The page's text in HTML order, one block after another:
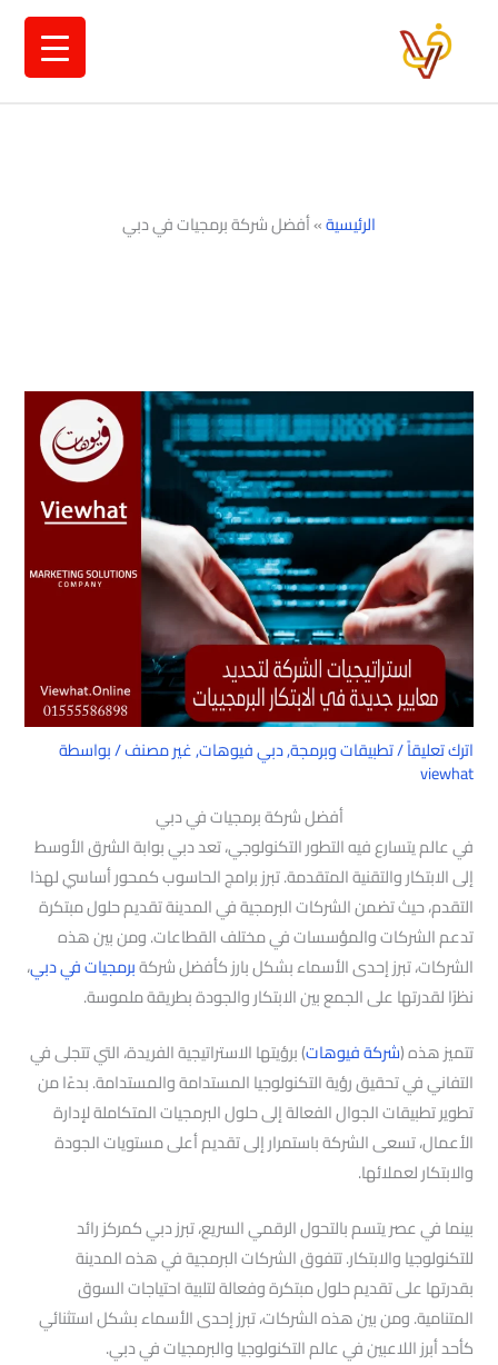
الرئيسية»أفضل شركة برمجيات في دبي
اترك تعليقاً/تطبيقات وبرمجة,دبي فيوهات,غير مصنف/ بواسطة
viewhat
أفضل شركة برمجيات في دبي
في عالم يتسارع فيه التطور التكنولوجي، تعد دبي بوابة الشرق الأوسط
إلى الابتكار والتقنية المتقدمة. تبرز برامج الحاسوب كمحور أساسي لهذا
التقدم، حيث تضمن الشركات البرمجية في المدينة تقديم حلول مبتكرة
تدعم الشركات والمؤسسات في مختلف القطاعات. ومن بين هذه
الشركات، تبرز إحدى الأسماء بشكل بارز كأفضل شركةبرمجيات في دبي،
نظرًا لقدرتها على الجمع بين الابتكار والجودة بطريقة ملموسة.
تتميز هذه (شركة فيوهات) برؤيتها الاستراتيجية الفريدة، التي تتجلى في
التفاني في تحقيق رؤية التكنولوجيا المستدامة والمستدامة. بدءًا من
تطوير تطبيقات الجوال الفعالة إلى حلول البرمجيات المتكاملة لإدارة
الأعمال، تسعى الشركة باستمرار إلى تقديم أعلى مستويات الجودة
والابتكار لعملائها.
بينما في عصر يتسم بالتحول الرقمي السريع، تبرز دبي كمركز رائد
للتكنولوجيا والابتكار. تتفوق الشركات البرمجية في هذه المدينة
بقدرتها على تقديم حلول مبتكرة وفعالة لتلبية احتياجات السوق
المتنامية. ومن بين هذه الشركات، تبرز إحدى الأسماء بشكل استثنائي
كأحد أبرز اللاعبين في عالم التكنولوجيا والبرمجيات في دبي.